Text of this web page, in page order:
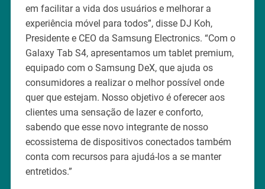
em facilitar a vida dos usuários e melhorar a
experiência móvel para todos”, disse DJ Koh,
Presidente e CEO da Samsung Electronics. “Com o
Galaxy Tab S4, apresentamos um tablet premium,
equipado com o Samsung DeX, que ajuda os
consumidores a realizar o melhor possível onde
quer que estejam. Nosso objetivo é oferecer aos
clientes uma sensação de lazer e conforto,
sabendo que esse novo integrante de nosso
ecossistema de dispositivos conectados também
conta com recursos para ajudá-los a se manter
entretidos.”